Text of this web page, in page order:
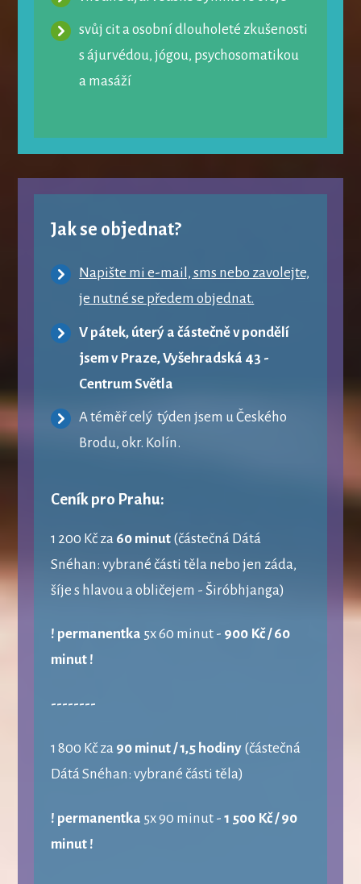
svůj cit a osobní dlouholeté zkušenosti
s ájurvédou, jógou, psychosomatikou
a masáží
Jak se objednat?
Napište mi e-mail, sms nebo zavolejte,
je nutné se předem objednat.
V pátek, úterý a částečně v pondělí
jsem v Praze, Vyšehradská 43 -
Centrum Světla
A téměř celý týden jsem u Českého
Brodu, okr. Kolín.
Ceník pro Prahu:
1 200 Kč za 60 minut (částečná Dátá
Snéhan: vybrané části těla nebo jen záda,
šíje s hlavou a obličejem - Širóbhjanga)
! permanentka 5x 60 minut - 900 Kč / 60
minut !
--------
1 800 Kč za 90 minut / 1,5 hodiny (částečná
Dátá Snéhan: vybrané části těla)
! permanentka 5x 90 minut -1 500 Kč / 90
minut !